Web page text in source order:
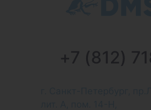
+7 (812)